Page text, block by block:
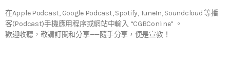
在Apple Podcast, Google Podcast, Spotify, TuneIn, Soundcloud 等播
客(Podcast)手機應用程序或網站中輸入 “CGBConline” 。
歡迎收聽，敬請訂閱和分享——隨手分享，便是宣教！